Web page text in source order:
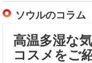
ソウルのコラム
高温多湿な
コスメをご